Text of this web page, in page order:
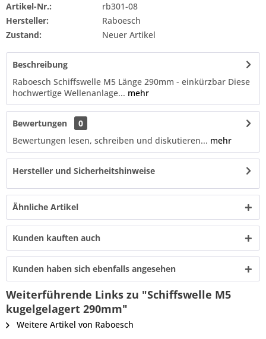
Artikel-Nr.:
rb301-08
Hersteller:
Raboesch
Zustand:
Neuer Artikel
Beschreibung
Raboesch Schiffswelle M5 Länge 290mm - einkürzbar Diese
hochwertige Wellenanlage... mehr
Bewertungen
0
Bewertungen lesen, schreiben und diskutieren... mehr
Hersteller und Sicherheitshinweise
Ähnliche Artikel
Kunden kauften auch
Kunden haben sich ebenfalls angesehen
Weiterführende Links zu "Schiffswelle M5
kugelgelagert 290mm"
Weitere Artikel von Raboesch